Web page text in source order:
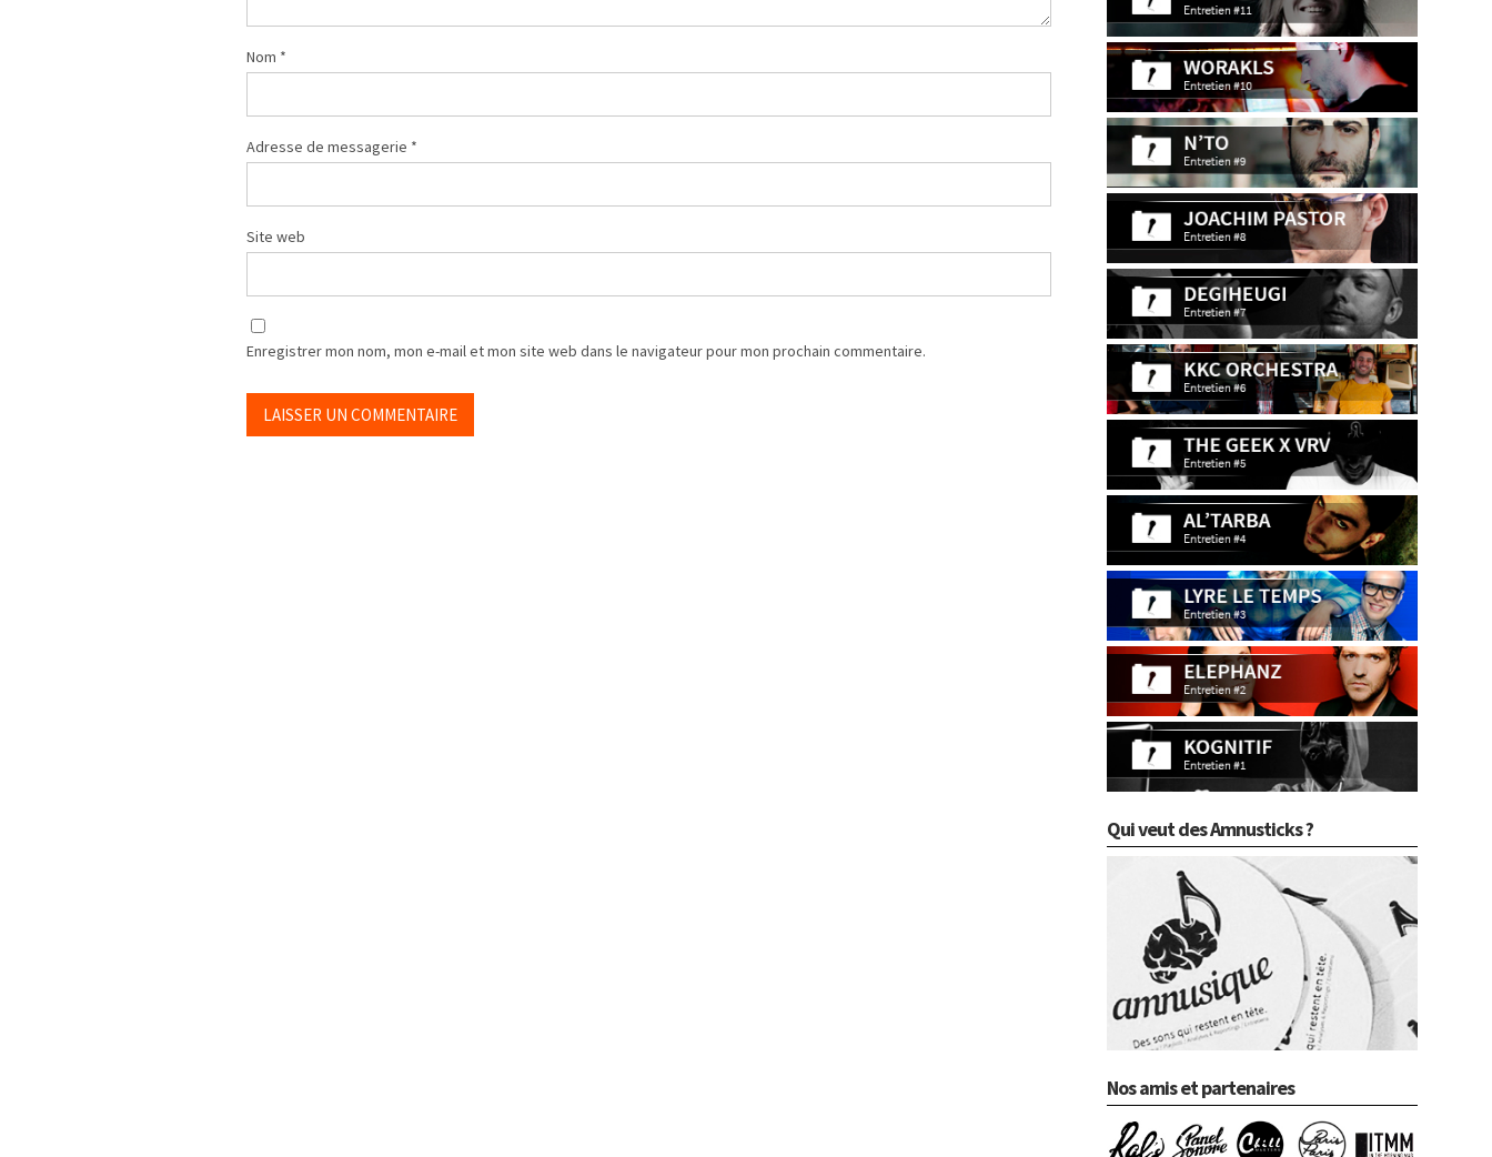
Nom *
Adresse de messagerie *
Site web
Enregistrer mon nom, mon e-mail et mon site web dans le navigateur pour mon prochain commentaire.
Qui veut des Amnusticks ?
Nos amis et partenaires